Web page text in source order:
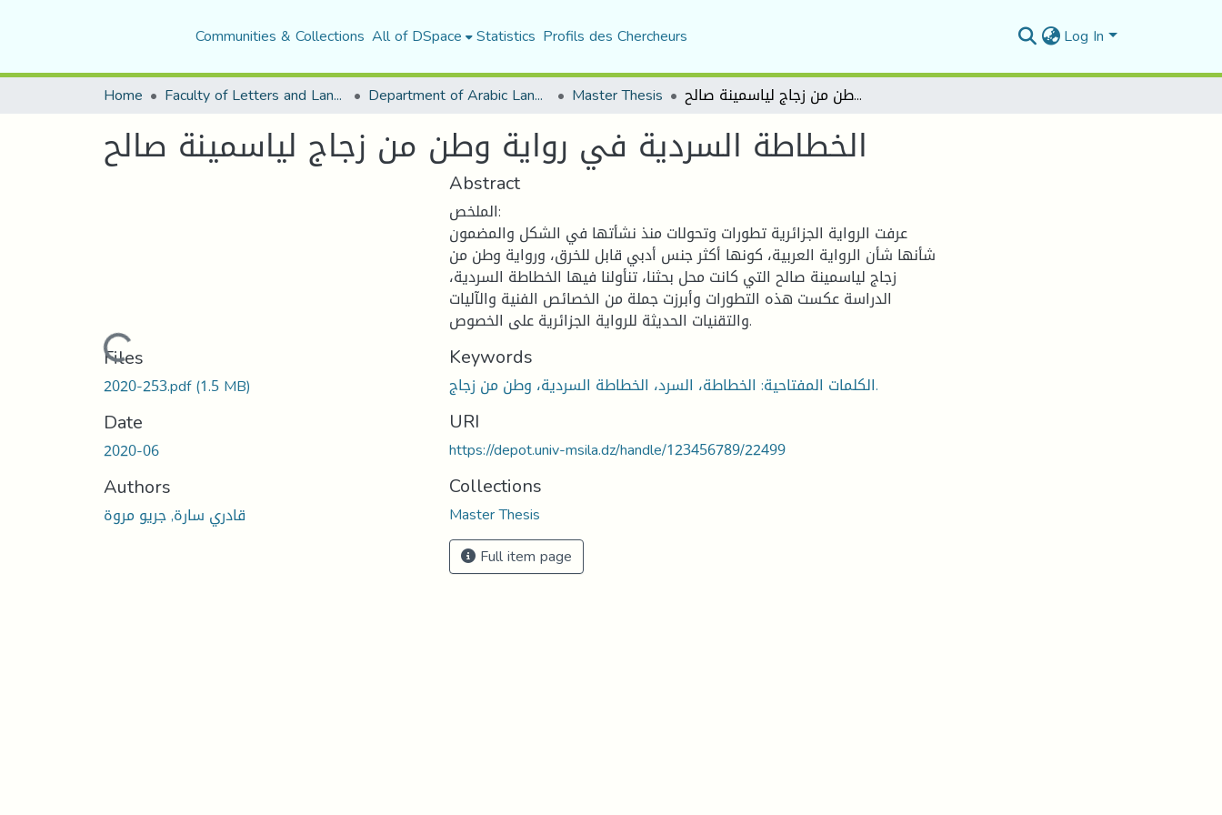
Communities & Collections All of DSpace Statistics Profils des Chercheurs Log In
Home Faculty of Letters and Languages Department of Arabic Language and Literature Master Thesis الخطاطة السردية في رواية وطن من زجاج لياسمينة صالح
الخطاطة السردية في رواية وطن من زجاج لياسمينة صالح
Loading...
Files
2020-253.pdf(1.5 MB)
Date
2020-06
Authors
قادري سارة, جريو مروة
Abstract
الملخص:
عرفت الرواية الجزائرية تطورات وتحولات منذ نشأتها في الشكل والمضمون
شأنها شأن الرواية العربية، كونها أكثر جنس أدبي قابل للخرق، ورواية وطن من
زجاج لياسمينة صالح التي كانت محل بحثنا، تنأولنا فيها الخطاطة السردية،
الدراسة عكست هذه التطورات وأبرزت جملة من الخصائص الفنية والآليات
والتقنيات الحديثة للرواية الجزائرية على الخصوص.
Keywords
الكلمات المفتاحية: الخطاطة، السرد، الخطاطة السردية، وطن من زجاج.
URI
https://depot.univ-msila.dz/handle/123456789/22499
Collections
Master Thesis
Full item page